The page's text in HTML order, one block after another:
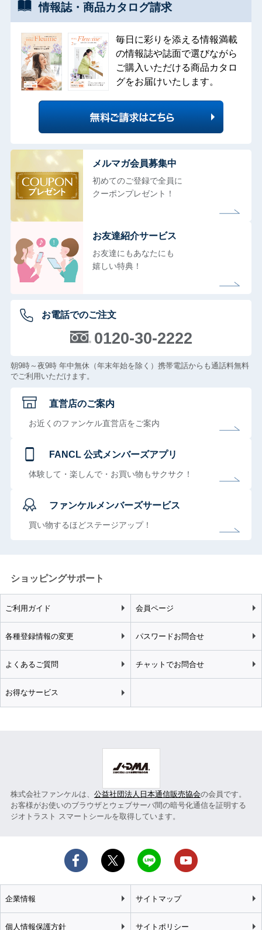
情報誌・ 商品カタログ請求
毎日に彩りを添える情報満載
の情報誌や誌面で選びながら
ご購入いただける商品カタロ
グをお届けいたします。
メルマガ会員募集中
初めてのご登録で全員に
クーポンプレゼント！
お友達紹介サービス
お友達にもあなたにも
嬉しい特典！
お電話でのご注文
0120-30-2222
朝9時～夜9時 年中無休（年末年始を除く）携帯電話からも通話料無料
でご利用いただけます。
直営店のご案内
お近くのファンケル直営店をご案内
FANCL 公式メンバーズアプリ
体験して・楽しんで・お買い物もサクサク！
ファンケルメンバーズサービス
買い物するほどステージアップ！
ショッピングサポート
ご利用ガイド 会員ページ
各種登録情報の変更 パスワードお問合せ
よくあるご質問 チャットでお問合せ
お得なサービス
株式会社ファンケルは、 公益社団法人日本通信販売協会の会員です。
お客様がお使いのブラウザとウェブサーバ間の暗号化通信を証明する
ジオトラスト スマートシールを取得しています。
企業情報 サイトマップ
個人情報保護方針 サイトポリシー